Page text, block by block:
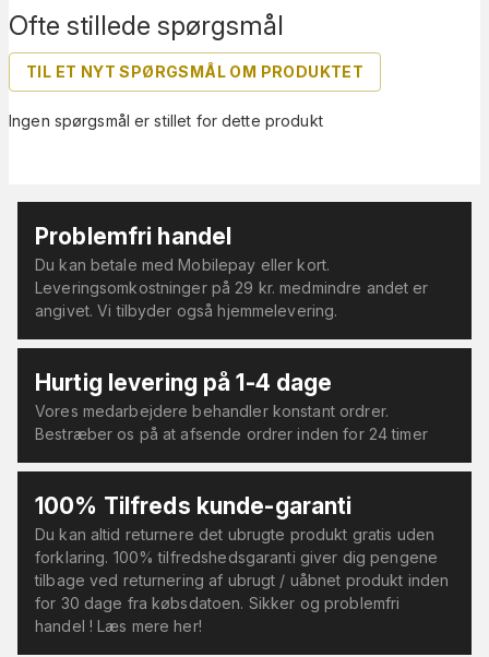
Ofte stillede spørgsmål
TIL ET NYT SPØRGSMÅL OM PRODUKTET
Ingen spørgsmål er stillet for dette produkt
Problemfri handel
Du kan betale med Mobilepay eller kort.
Leveringsomkostninger på 29 kr. medmindre andet er
angivet. Vi tilbyder også hjemmelevering.
Hurtig levering på 1-4 dage
Vores medarbejdere behandler konstant ordrer.
Bestræber os på at afsende ordrer inden for 24 timer
100% Tilfreds kunde-garanti
Du kan altid returnere det ubrugte produkt gratis uden
forklaring. 100% tilfredshedsgaranti giver dig pengene
tilbage ved returnering af ubrugt / uåbnet produkt inden
for 30 dage fra købsdatoen. Sikker og problemfri
handel ! Læs mere her!